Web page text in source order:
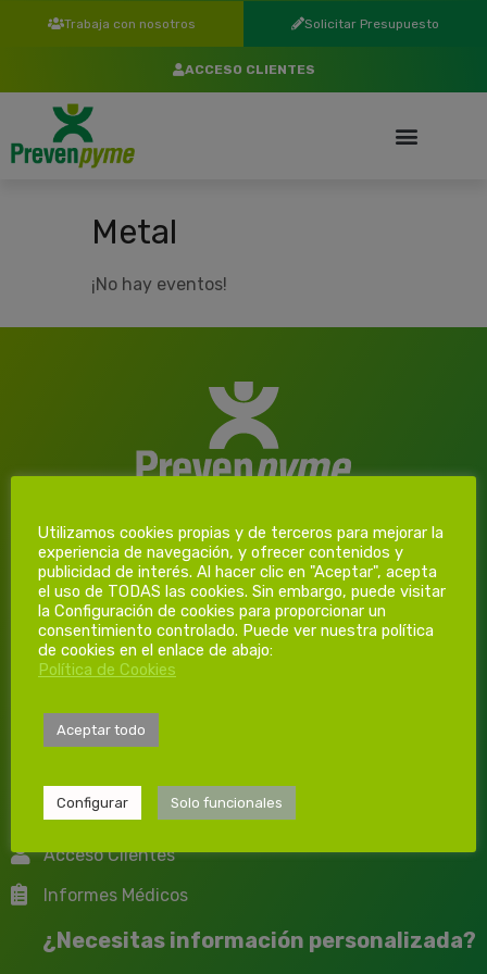
Trabaja con nosotros Solicitar Presupuesto
ACCESO CLIENTES
Metal
¡No hay eventos!
Prevención de Riesgos Laborales y Vigilancia de la Salud.
Servicio de Prevención
Formación
Vigilancia Salud
COVID-19
Solicitar Presupuesto
Acceso Clientes
Informes Médicos
¿Necesitas información personalizada?
Utilizamos cookies propias y de terceros para mejorar la
experiencia de navegación, y ofrecer contenidos y
publicidad de interés. Al hacer clic en "Aceptar", acepta
el uso de TODAS las cookies. Sin embargo, puede visitar
la Configuración de cookies para proporcionar un
consentimiento controlado. Puede ver nuestra política
de cookies en el enlace de abajo:
Política de Cookies
Aceptar todo
Configurar Solo funcionales